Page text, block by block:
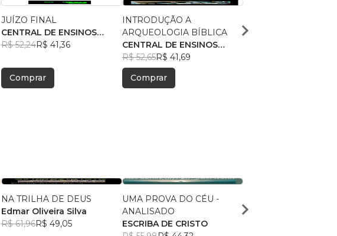
JUÍZO FINAL
CENTRAL DE ENSINOS
BÍBLICOS
R$ 52,24R$ 41,36
Comprar
INTRODUÇÃO A
ARQUEOLOGIA BÍBLICA
CENTRAL DE ENSINOS
BÍBLICOS
R$ 52,65R$ 41,69
Comprar
CENTRAL DE
NA TRILHA DE DEUS
Edmar Oliveira Silva
R$ 61,96R$ 49,05
UMA PROVA DO CÉU -
ANALISADO
ESCRIBA DE CRISTO
Plenitude de Deus"